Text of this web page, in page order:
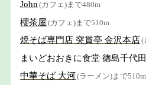
John(カフェ)まで480m
櫻茶屋 (カフェ)まで510m
焼そば専門店 突貫亭 金沢本店(
まいどおおきに食堂 徳島千代
中華そば 大河(ラーメン)まで510m